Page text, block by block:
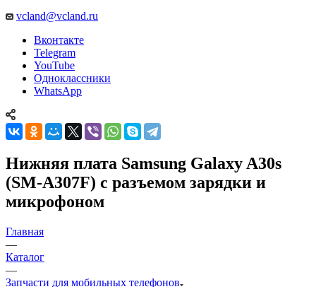
vcland@vcland.ru
Вконтакте
Telegram
YouTube
Одноклассники
WhatsApp
Нижняя плата Samsung Galaxy A30s
(SM-A307F) с разъемом зарядки и
микрофоном
Главная
—
Каталог
—
Запчасти для мобильных телефонов